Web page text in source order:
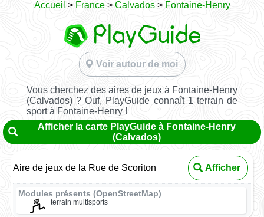
Accueil > France> Calvados> Fontaine-Henry
Voir autour de moi
Vous cherchez des aires de jeux à Fontaine-Henry
(Calvados) ? Ouf, PlayGuide connaît 1 terrain de
sport à Fontaine-Henry !
Afficher la carte PlayGuide à Fontaine-Henry
(Calvados)
Aire de jeux de la Rue de Scoriton Afficher
Modules présents (OpenStreetMap)
terrain multisports